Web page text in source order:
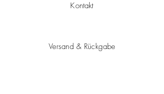
Kontakt
Versand & Rückgabe